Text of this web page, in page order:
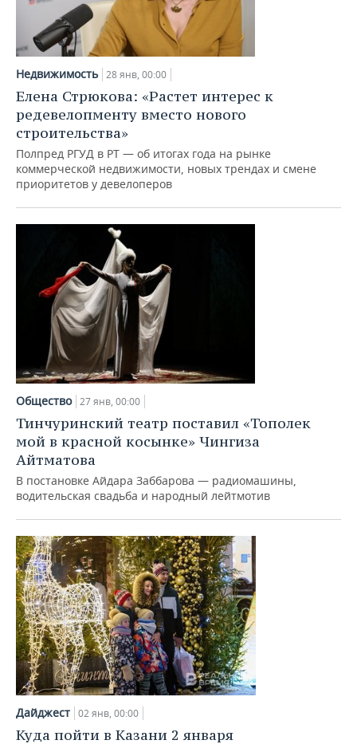
Недвижимость 28 янв, 00:00
Елена Стрюкова: «Растет интерес к
редевелопменту вместо нового
строительства»
Полпред РГУД в РТ — об итогах года на рынке
коммерческой недвижимости, новых трендах и смене
приоритетов у девелоперов
Общество 27 янв, 00:00
Тинчуринский театр поставил «Тополек
мой в красной косынке» Чингиза
Айтматова
В постановке Айдара Заббарова — радиомашины,
водительская свадьба и народный лейтмотив
Дайджест 02 янв, 00:00
Куда пойти в Казани 2 января